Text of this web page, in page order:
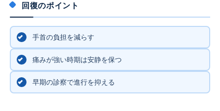
回復のポイント
手首の負担を減らす
痛みが強い時期は安静を保つ
早期の診察で進行を抑える